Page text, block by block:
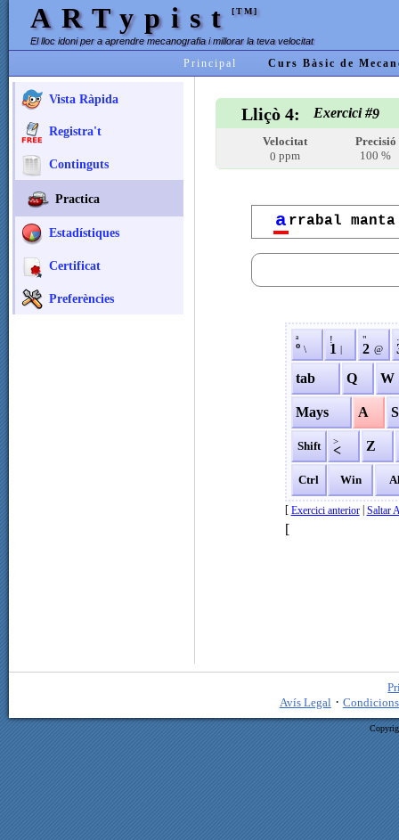
ARTypist [TM]
El lloc idoni per a aprendre mecanografia i millorar la teva velocitat
Principal Curs Bàsic de
Vista Ràpida
Registra't
Continguts
Practica
Estadístiques
Certificat
Preferències
Lliçò 4: Exercici #9
Velocitat
0 ppm
Precisió
100 %
a rrabal
ª
º \
!
1
"
2 @
tab
Q W
Mays A S
Shift >
< Z
Ctrl Win
[ Exercici anterior| Saltar
[
Avís Legal ·